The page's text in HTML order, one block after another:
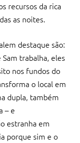
recursos da rica
as noites.
destaque são:
trabalha, eles
nos fundos do
o local em
dupla, também
– e
estranha em
porque sim e o